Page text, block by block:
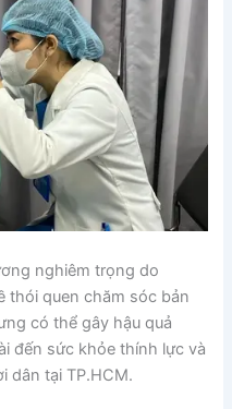
nghiêm trọng do
thói quen chăm sóc bản
có thể gây hậu quả
đến sức khỏe thính lực và
dân tại TP.HCM.